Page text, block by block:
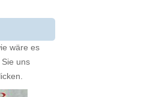
wäre es
uns